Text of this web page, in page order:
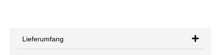
Lieferumfang